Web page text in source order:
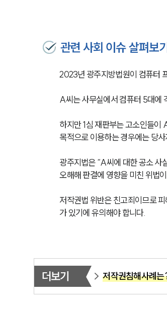
관련 사회 이슈 살펴보
2023년 광주지방법원이 컴퓨터
A씨는 사무실에서 컴퓨터 5대에
하지만 1심 재판부는 고소인들이
목적으로 이용하는 경우에는 당
광주지법은 “A씨에 대한 공소 사
오해해 판결에 영향을 미친 위법
저작권법 위반은 친고죄이므로
가 있기에 유의해야 합니다.
더보기 저작권침해사례